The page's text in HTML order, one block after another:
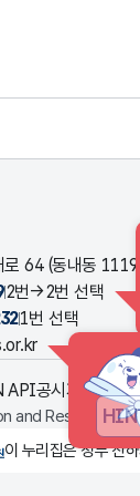
64 (동내동
2번→2번 선택
1번 선택
API공시자료 다운
and Research
이 누리집은 정부 산